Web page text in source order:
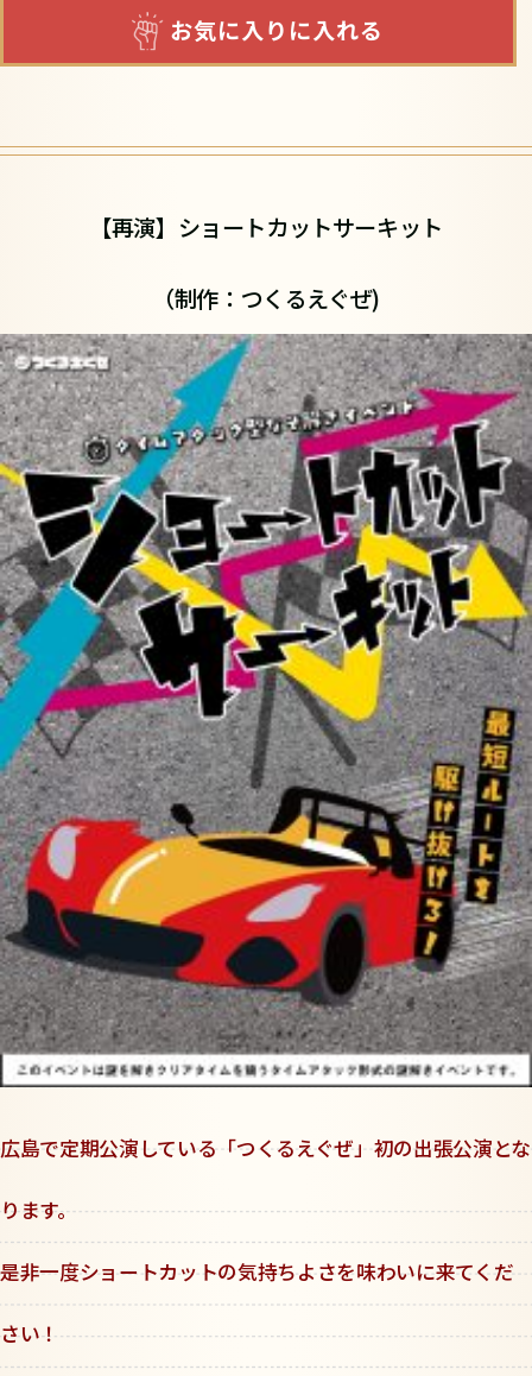
お気に入りに入れる
【再演】ショートカットサーキット
（制作：つくるえぐぜ)
広島で定期公演している「つくるえぐぜ」初の出張公演とな
ります。
是非一度ショートカットの気持ちよさを味わいに来てくだ
さい！